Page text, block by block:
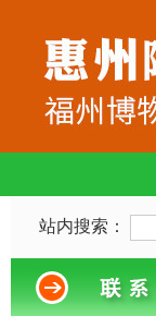
站内搜索：